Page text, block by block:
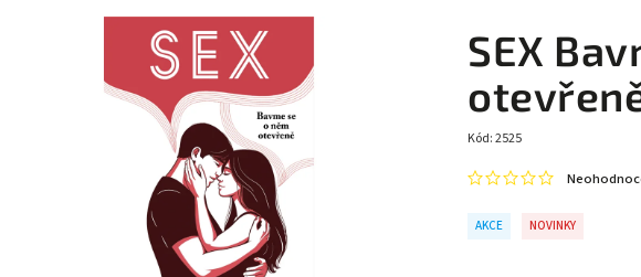
SEX
Kód:2525
AKCE NOVINKY